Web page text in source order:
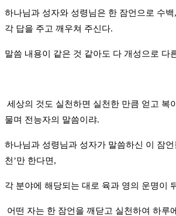
하나님과 성자와 성령님은 한 잠언으로 수
각 답을 주고 깨우쳐 주신다.
말씀 내용이 같은 것 같아도 다 개성으로 다
세상의 것도 실천하면 실천한 만큼 얻고 복
물며 전능자의 말씀이랴.
하나님과 성령님과 성자가 말씀하신 이 잠언
천’만 한다면,
각 분야에 해당되는 대로 육과 영의 운명이
어떤 자는 한 잠언을 깨닫고 실천하여 하루